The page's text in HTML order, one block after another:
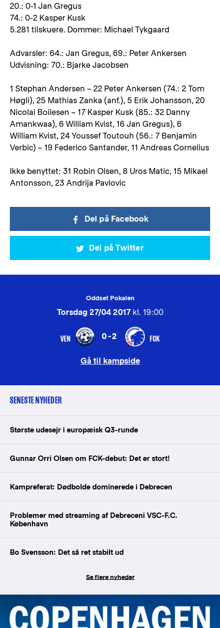
20.: 0-1 Jan Gregus
74.: 0-2 Kasper Kusk
5.281 tilskuere. Dommer: Michael Tykgaard
Advarsler: 64.: Jan Gregus, 69.: Peter Ankersen
Udvisning: 70.: Bjarke Jacobsen
1 Stephan Andersen – 22 Peter Ankersen (74.: 2 Tom
Høgli), 25 Mathias Zanka (anf.), 5 Erik Johansson, 20
Nicolai Boilesen – 17 Kasper Kusk (85.: 32 Danny
Amankwaa), 6 William Kvist, 16 Jan Gregus), 6
William Kvist, 24 Youssef Toutouh (56.: 7 Benjamin
Verbic) – 19 Federico Santander, 11 Andreas Cornelius
Ikke benyttet: 31 Robin Olsen, 8 Uros Matic, 15 Mikael
Antonsson, 23 Andrija Pavlovic
Del på Facebook
Del på Twitter
Oddset Pokalen
Torsdag 27/04 2017kl. 19:00
VEN 0-2 FCK
Gå til kampside
SENESTE NYHEDER
Største udesejr i europæisk Q3-runde
Gunnar Orri Olsen om FCK-debut: Det er stort!
Kampreferat: Dødbolde dominerede i Debrecen
Problemer med streaming af Debreceni VSC-F.C.
København
Bo Svensson: Det så ret stabilt ud
Se flere nyheder